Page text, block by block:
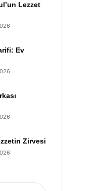
Lezzet
Ev
Zirvesi